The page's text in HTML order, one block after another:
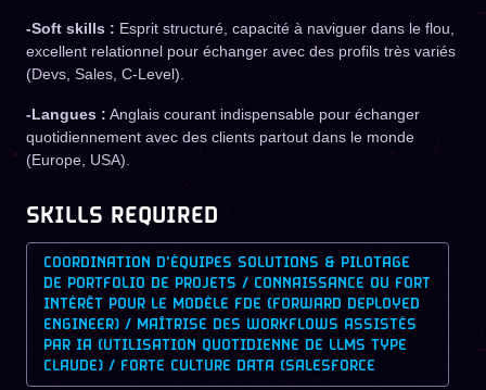
-Soft skills : Esprit structuré, capacité à naviguer dans le flou,
excellent relationnel pour échanger avec des profils très variés
(Devs, Sales, C-Level).
-Langues : Anglais courant indispensable pour échanger
quotidiennement avec des clients partout dans le monde
(Europe, USA).
SKILLS REQUIRED
COORDINATION D'ÉQUIPES SOLUTIONS & PILOTAGE
DE PORTFOLIO DE PROJETS / CONNAISSANCE OU FORT
INTÉRÊT POUR LE MODÈLE FDE (FORWARD DEPLOYED
ENGINEER) / MAÎTRISE DES WORKFLOWS ASSISTÉS
PAR IA (UTILISATION QUOTIDIENNE DE LLMS TYPE
CLAUDE) / FORTE CULTURE DATA (SALESFORCE